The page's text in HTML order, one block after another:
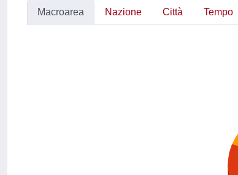
Macroarea Nazione Città Tempo